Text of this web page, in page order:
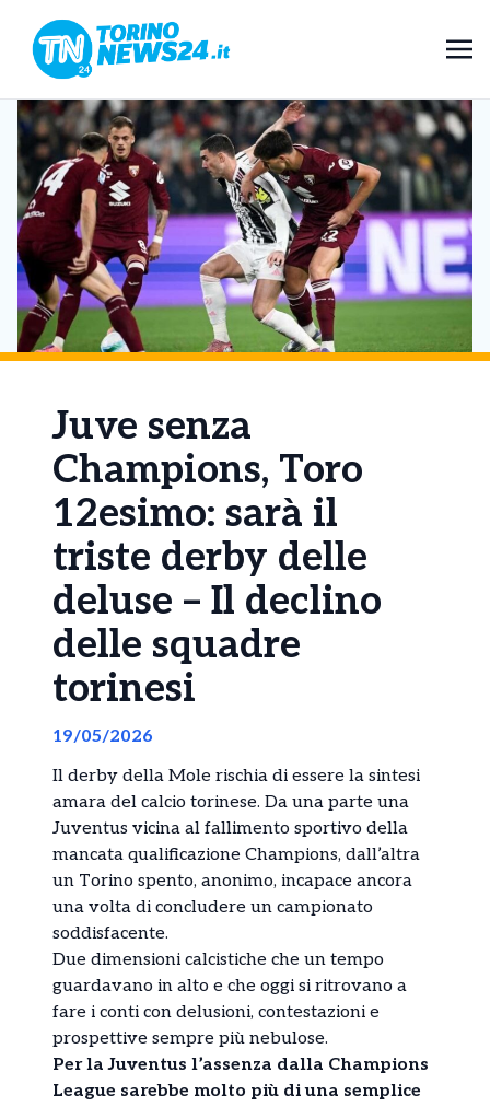
Juve senza
Champions, Toro
12esimo: sarà il
triste derby delle
deluse – Il declino
delle squadre
torinesi
19/05/2026
Il derby della Mole rischia di essere la sintesi
amara del calcio torinese. Da una parte una
Juventus vicina al fallimento sportivo della
mancata qualificazione Champions, dall’altra
un Torino spento, anonimo, incapace ancora
una volta di concludere un campionato
soddisfacente.
Due dimensioni calcistiche che un tempo
guardavano in alto e che oggi si ritrovano a
fare i conti con delusioni, contestazioni e
prospettive sempre più nebulose.
Per la Juventus l’assenza dalla Champions
League sarebbe molto più di una semplice